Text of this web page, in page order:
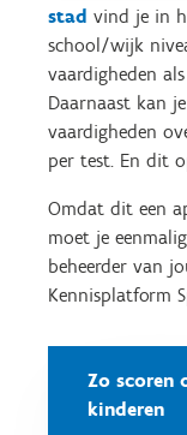
stad vind je in
school/wijk
vaardigheden
Daarnaast kan
vaardigheden
per test. En dit
Omdat dit een
moet je
beheerder van
Kennisplatform
Zo scoren
kinderen